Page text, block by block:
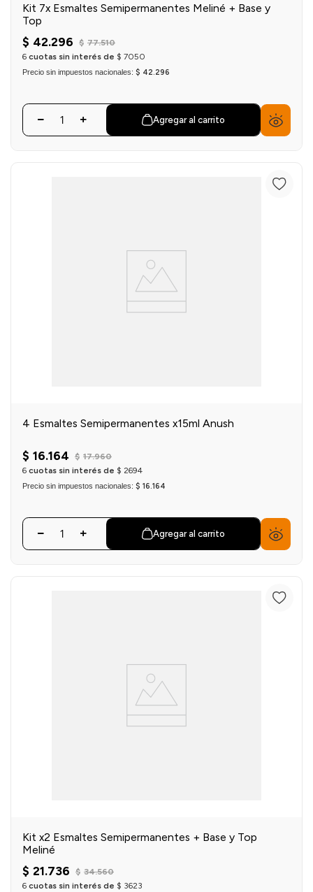
Kit 7x Esmaltes Semipermanentes Meliné + Base y
Top
$ 42.296 $ 77.510
6 cuotas sin interés de $ 7050
Precio sin impuestos nacionales: $ 42.296
Agregar al carrito
4 Esmaltes Semipermanentes x15ml Anush
$ 16.164 $ 17.960
6 cuotas sin interés de $ 2694
Precio sin impuestos nacionales: $ 16.164
Agregar al carrito
Kit x2 Esmaltes Semipermanentes + Base y Top
Meliné
$ 21.736 $ 34.560
6 cuotas sin interés de $ 3623